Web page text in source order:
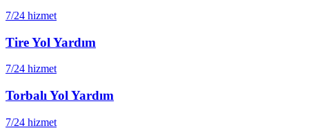
7/24 hizmet
TireYol Yardım
7/24 hizmet
Torbalı Yol Yardım
7/24 hizmet